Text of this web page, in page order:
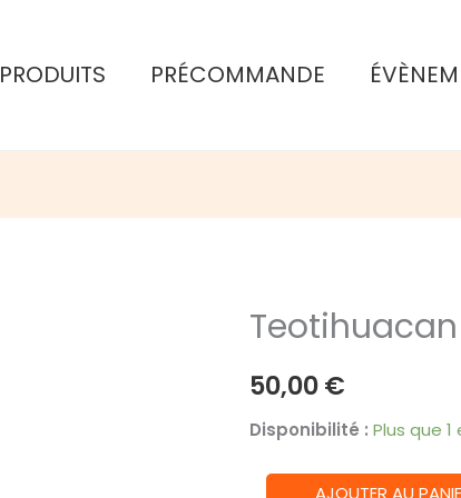
PRODUITS PRÉCOMMANDE
50,00€
Disponibilité : Plus que
quantitéAJOUTER AU